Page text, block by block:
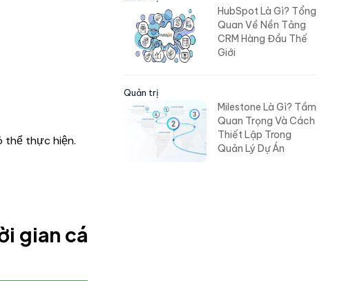
thể thực hiện.
gian cá
HubSpot Là Gì? Tổng
Quan Về Nền Tảng
CRM Hàng Đầu Thế
Giới
Quản trị
Milestone Là Gì? Tầm
Quan Trọng Và Cách
Thiết Lập Trong
Quản Lý Dự Án